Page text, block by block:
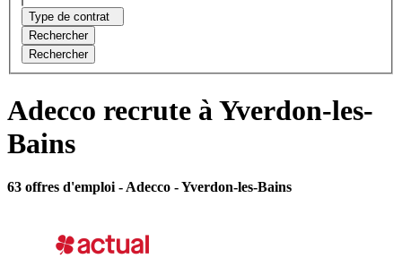
Type de contrat
Rechercher
Rechercher
Adecco recrute à Yverdon-les-
Bains
63 offres d'emploi - Adecco - Yverdon-les-Bains